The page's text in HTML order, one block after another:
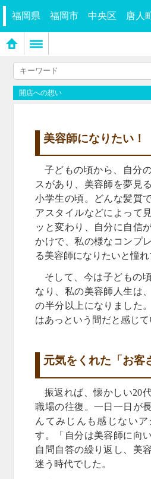
福岡県 福岡市 中央区 唐
開店への想い
美容師になりたい！
子どもの頃から、自分
スがあり、美容師を夢見
小学生の頃。どんな髪質
アスタイルなどによって
ッと変わり、自分に自信
かけで、私の様なコンプ
る美容師になりたいと憧れ
そして、今は子どもの
なり、私の美容師人生は
の半分以上になりました
はあっという間だと感じて
元気をくれた「お客
振返れば、懐かしい20
職場の往復。一日一日が
んてみじんも感じない
す。「自分は美容師に向
自問自答の繰り返し、美
迷う時代でした。